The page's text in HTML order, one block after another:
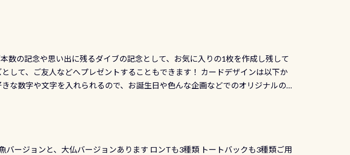
数の記念や思い出に残るダイブの記念として、お気に入りの1枚を作成し残して
して、ご友人などへプレゼントすることもできます！ カードデザインは以下か
な数字や文字を入れられるので、お誕生日や色んな企画などでのオリジナルの
バージョンと、大仏バージョンあります ロンTも3種類 トートバックも3種類ご用